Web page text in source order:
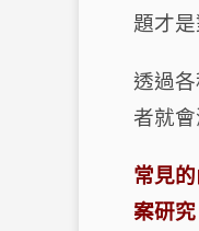
題才
透過
者就
常見
案研究